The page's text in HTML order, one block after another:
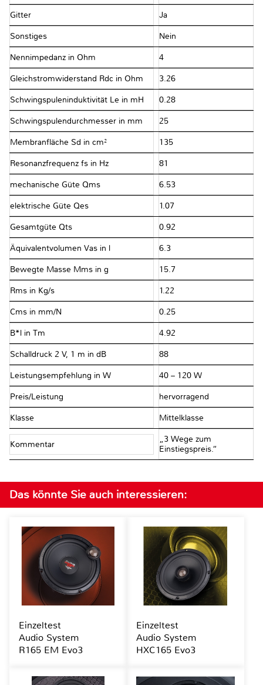
Gitter Ja
Sonstiges Nein
Nennimpedanz in Ohm 4
Gleichstromwiderstand Rdc in Ohm 3.26
Schwingspuleninduktivität Le in mH 0.28
Schwingspulendurchmesser in mm 25
Membranfläche Sd in cm² 135
Resonanzfrequenz fs in Hz 81
mechanische Güte Qms 6.53
elektrische Güte Qes 1.07
Gesamtgüte Qts 0.92
Äquivalentvolumen Vas in l 6.3
Bewegte Masse Mms in g 15.7
Rms in Kg/s 1.22
Cms in mm/N 0.25
B*l in Tm 4.92
Schalldruck 2 V, 1 m in dB 88
Leistungsempfehlung in W 40 – 120 W
Preis/Leistung hervorragend
Klasse Mittelklasse
Kommentar
„3 Wege zum
Einstiegspreis.“
Das könnte Sie auch interessieren:
Einzeltest
Audio System
R165 EM Evo3
Einzeltest
Audio System
HXC165 Evo3